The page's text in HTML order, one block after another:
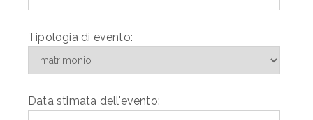
Tipologia di evento:
Data stimata dell'evento: